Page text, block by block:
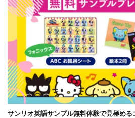
サンリオ英語サンプル無料体験で見極める